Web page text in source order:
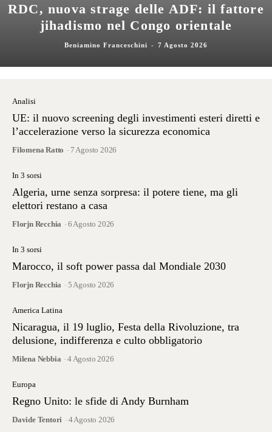
RDC, nuova strage delle ADF: il fattore
jihadismo nel Congo orientale
Beniamino Franceschini - 7 Agosto 2026
Analisi
UE: il nuovo screening degli investimenti esteri diretti e
l’accelerazione verso la sicurezza economica
Filomena Ratto - 7 Agosto 2026
In 3 sorsi
Algeria, urne senza sorpresa: il potere tiene, ma gli
elettori restano a casa
Florjn Recchia -6 Agosto 2026
In 3 sorsi
Marocco, il soft power passa dal Mondiale 2030
Florjn Recchia -5 Agosto 2026
America Latina
Nicaragua, il 19 luglio, Festa della Rivoluzione, tra
delusione, indifferenza e culto obbligatorio
Milena Nebbia -4 Agosto 2026
Europa
Regno Unito: le sfide di Andy Burnham
Davide Tentori -4 Agosto 2026